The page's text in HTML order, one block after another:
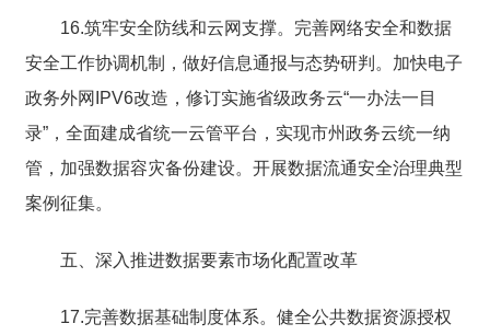
16.筑牢安全防线和云网支撑。完善网络安全和数据
安全工作协调机制，做好信息通报与态势研判。加快电子
政务外网IPV6改造，修订实施省级政务云“一办法一目
录”，全面建成省统一云管平台，实现市州政务云统一纳
管，加强数据容灾备份建设。开展数据流通安全治理典型
案例征集。
五、深入推进数据要素市场化配置改革
17.完善数据基础制度体系。健全公共数据资源授权